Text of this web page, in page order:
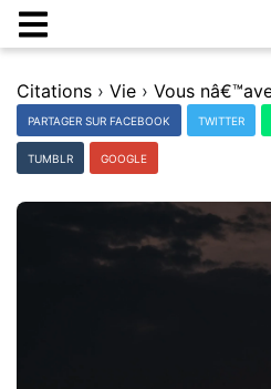
Citations › Vie ›
PARTAGER SUR FACEBOOK TWITTER
TUMBLR GOOGLE